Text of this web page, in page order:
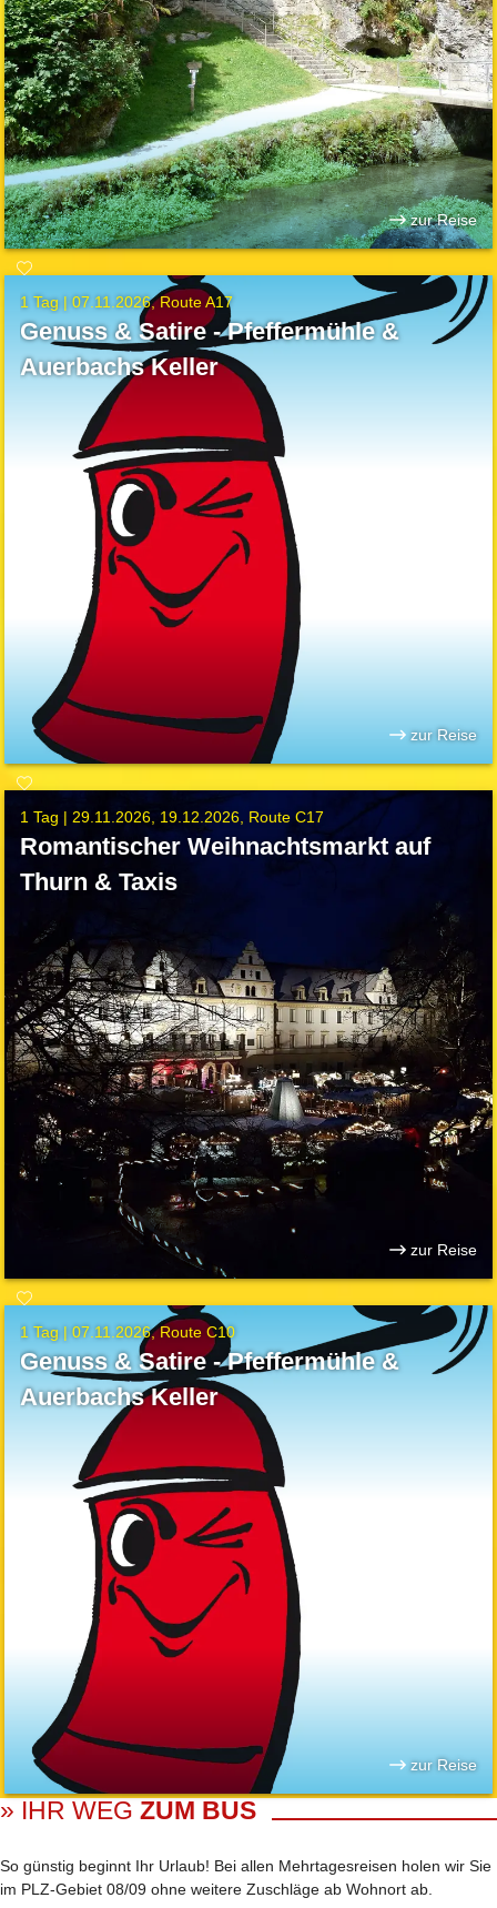
zur Reise
1 Tag |07.11.2026 Route A17
Genuss & Satire - Pfeffermühle &
Auerbachs Keller
zur Reise
1 Tag | 29.11.2026 19.12.2026 Route C17
Romantischer Weihnachtsmarkt auf
Thurn & Taxis
zur Reise
1 Tag |07.11.2026 Route C10
Genuss & Satire - Pfeffermühle &
Auerbachs Keller
zur Reise
» IHR WEG ZUM BUS
So günstig beginnt Ihr Urlaub! Bei allen Mehrtages­reisen holen wir Sie
im PLZ-Gebiet 08/09 ohne weitere Zuschläge ab Wohnort ab.